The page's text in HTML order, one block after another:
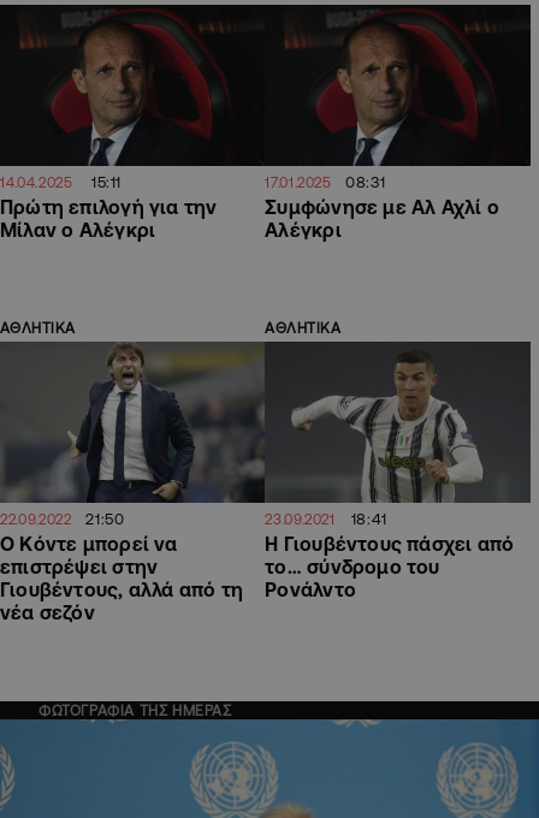
14.04.2025 15:11
Πρώτη επιλογή για την
Μίλαν ο Αλέγκρι
17.01.2025 08:31
Συμφώνησε με Αλ Αχλί ο
Αλέγκρι
ΑΘΛΗΤΙΚΑ
22.09.2022 21:50
Ο Κόντε μπορεί να
επιστρέψει στην
Γιουβέντους, αλλά από τη
νέα σεζόν
ΑΘΛΗΤΙΚΑ
23.09.2021 18:41
Η Γιουβέντους πάσχει από
το… σύνδρομο του
Ρονάλντο
ΦΩΤΟΓΡΑΦΙΑ ΤΗΣ ΗΜΕΡΑΣ